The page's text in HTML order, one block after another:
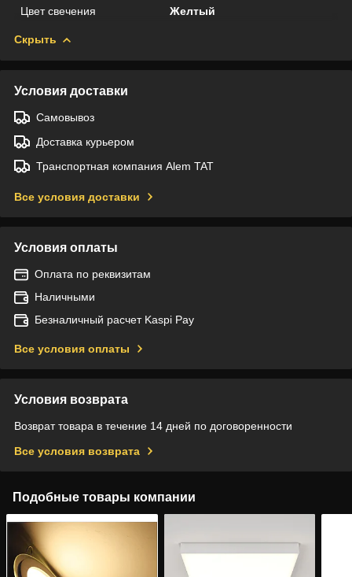
Цвет свечения
Желтый
Скрыть
Условия доставки
Самовывоз
Доставка курьером
Транспортная компания Alem TAT
Все условия доставки
Условия оплаты
Оплата по реквизитам
Наличными
Безналичный расчет Kaspi Pay
Все условия оплаты
Условия возврата
Возврат товара в течение 14 дней по договоренности
Все условия возврата
Подобные товары компании